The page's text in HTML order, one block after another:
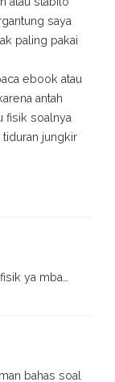
saya
paling pakai
ebook atau
antah
fisik soalnya
jungkir
ya mba…
bahas soal